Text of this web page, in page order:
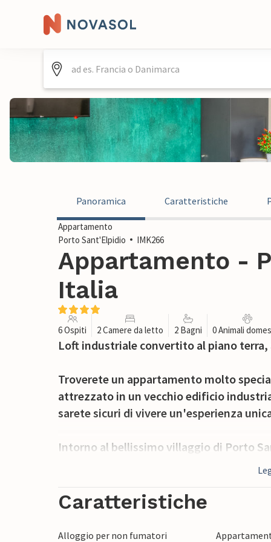
Panoramica Caratteristiche
Appartamento
Porto Sant'Elpidio
IMK266
Appartamento -
Italia
6 Ospiti 2 Camere da letto 2 Bagni 0 Animali
Loft industriale convertito al piano terra,
Troverete un appartamento molto
attrezzato in un vecchio edificio
sarete sicuri di vivere un'esperienza
Intorno al bellissimo villaggio di Porto
può percorrere in bicicletta, a piedi o
Le spiagge qui possono essere di
guidare fino alla vicina Civitanova
Caratteristiche
Alloggio per non fumatori